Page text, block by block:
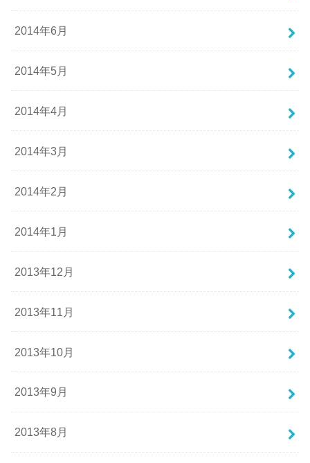
2014年6月
2014年5月
2014年4月
2014年3月
2014年2月
2014年1月
2013年12月
2013年11月
2013年10月
2013年9月
2013年8月